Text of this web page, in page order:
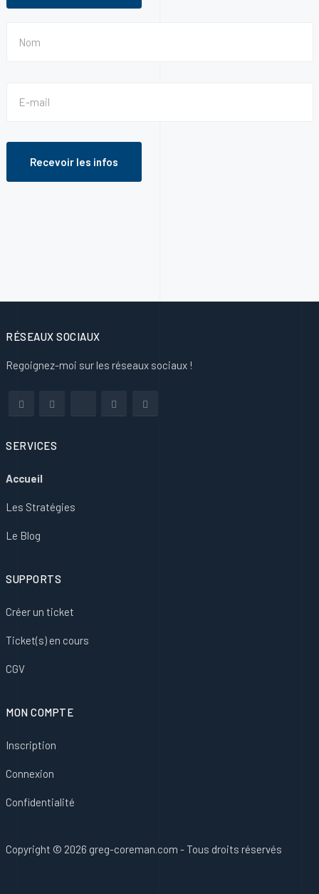
RÉSEAUX SOCIAUX
Regoignez-moi sur les réseaux sociaux !
SERVICES
Accueil
Les Stratégies
Le Blog
SUPPORTS
Créer un ticket
Ticket(s) en cours
CGV
MON COMPTE
Inscription
Connexion
Confidentialité
Copyright © 2026 greg-coreman.com - Tous droits réservés